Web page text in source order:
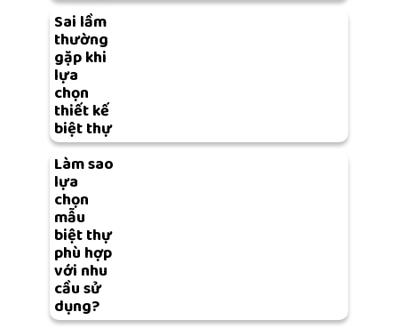
Sai lầm
thường
gặp khi
lựa
chọn
thiết kế
biệt thự
Làm sao
lựa
chọn
mẫu
biệt thự
phù hợp
với nhu
cầu sử
dụng?